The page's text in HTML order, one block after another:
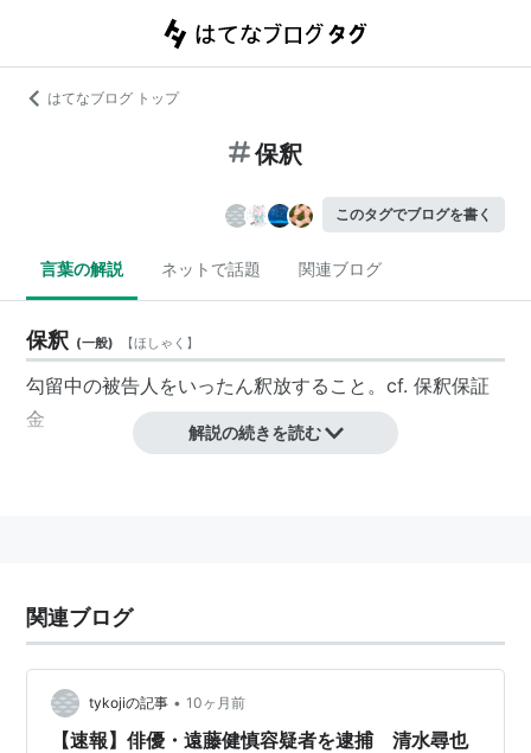
はてなブログ トップ
保釈
このタグでブログを書く
言葉の解説 ネットで話題 関連ブログ
保釈 (一般) 【ほしゃく 】
勾留中の被告人をいったん釈放すること。cf.保釈保証
金
解説の続きを読む
関連ブログ
tykojiの記事 • 10ヶ月前
【速報】俳優・遠藤健慎容疑者を逮捕 清水尋也